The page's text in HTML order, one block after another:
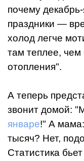
почему
праздники —
холод легче
там теплее, чем
отопления".
А теперь
звонит домой:
январе!" А
тысяч? Нет,
Статистика